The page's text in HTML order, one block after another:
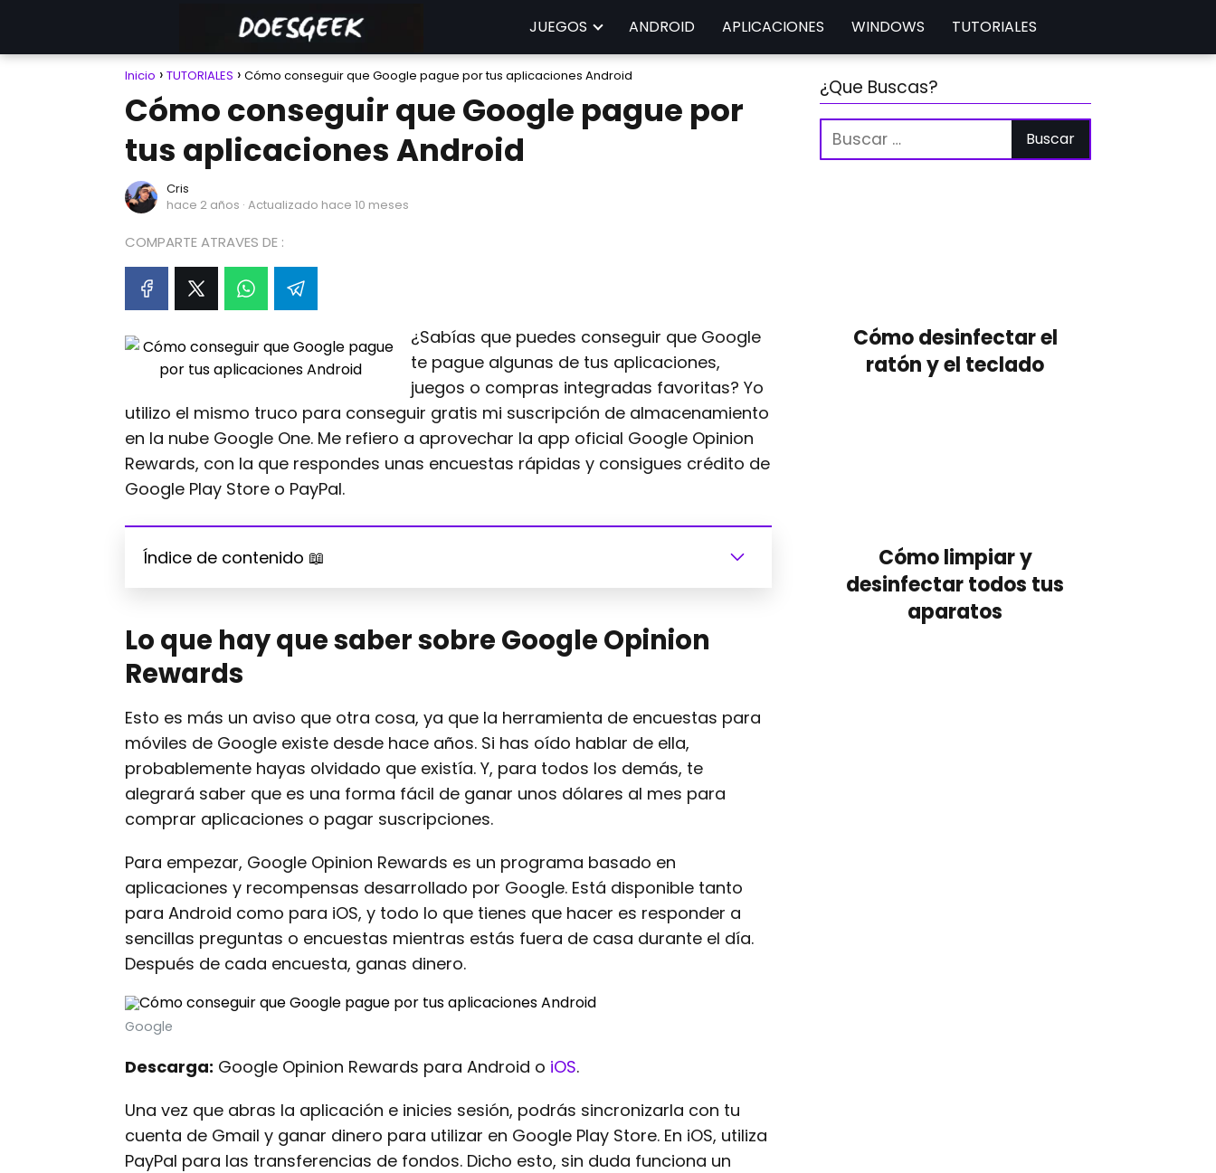
JUEGOS ANDROID APLICACIONES WINDOWS TUTORIALES
Inicio TUTORIALES Cómo conseguir que Google pague por tus aplicaciones Android
Cómo conseguir que Google pague por
tus aplicaciones Android
Cris
hace 2 años · Actualizado hace 10 meses
COMPARTE ATRAVES DE :
¿Sabías que puedes conseguir que Google
te pague algunas de tus aplicaciones,
juegos o compras integradas favoritas? Yo
utilizo el mismo truco para conseguir gratis mi suscripción de almacenamiento
en la nube Google One. Me refiero a aprovechar la app oficial Google Opinion
Rewards, con la que respondes unas encuestas rápidas y consigues crédito de
Google Play Store o PayPal.
Índice de contenido 📖
Lo que hay que saber sobre Google Opinion
Rewards
Esto es más un aviso que otra cosa, ya que la herramienta de encuestas para
móviles de Google existe desde hace años. Si has oído hablar de ella,
probablemente hayas olvidado que existía. Y, para todos los demás, te
alegrará saber que es una forma fácil de ganar unos dólares al mes para
comprar aplicaciones o pagar suscripciones.
Para empezar, Google Opinion Rewards es un programa basado en
aplicaciones y recompensas desarrollado por Google. Está disponible tanto
para Android como para iOS, y todo lo que tienes que hacer es responder a
sencillas preguntas o encuestas mientras estás fuera de casa durante el día.
Después de cada encuesta, ganas dinero.
Google
Descarga: Google Opinion Rewards para Android o iOS.
Una vez que abras la aplicación e inicies sesión, podrás sincronizarla con tu
cuenta de Gmail y ganar dinero para utilizar en Google Play Store. En iOS, utiliza
PayPal para las transferencias de fondos. Dicho esto, sin duda funciona un
¿Que Buscas?
Cómo desinfectar el
ratón y el teclado
Cómo limpiar y
desinfectar todos tus
aparatos